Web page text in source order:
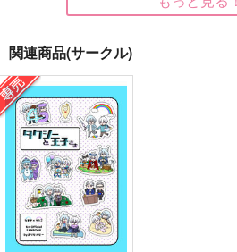
Happy Happy Memor
ial Day!!1
GEOLOGIC
692円（税込）
山崎宗介×松岡凛
サンプル
関連商品(サークル)